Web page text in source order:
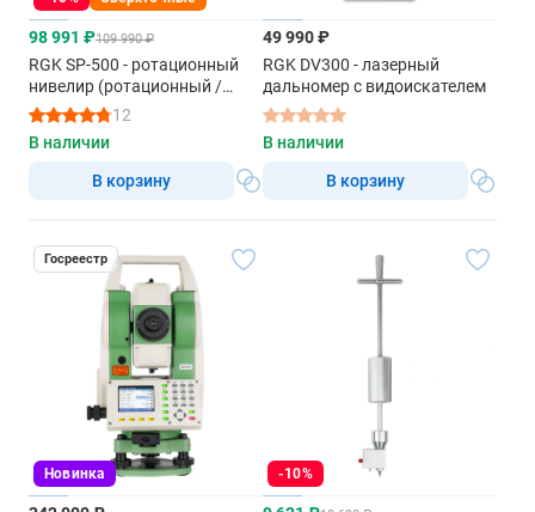
98 991 ₽109 990 ₽
RGK SP-500 - ротационный
нивелир (ротационный /
красный луч / 900м с
приемником / АКБ)
12
В наличии
В корзину
49 990 ₽
RGK DV300 - лазерный
дальномер с видоискателем
В наличии
В корзину
Госреестр
Новинка -10%